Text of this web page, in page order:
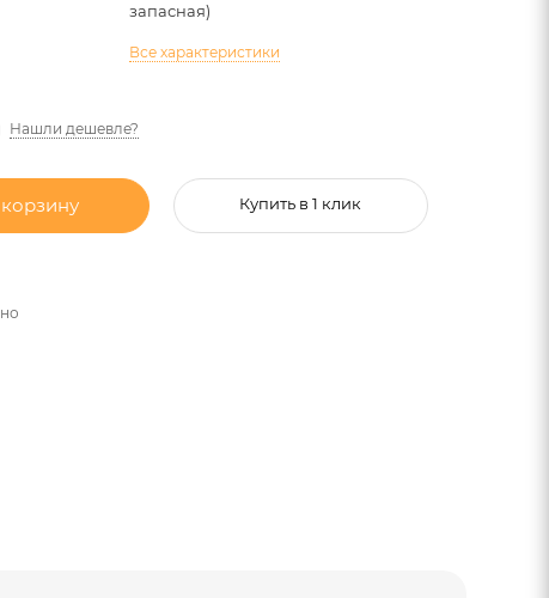
запасная)
Все характеристики
Нашли дешевле?
Купить в 1 клик